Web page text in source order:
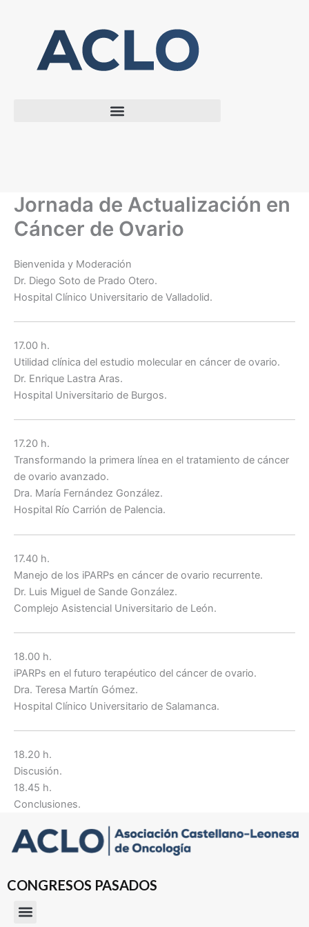
Jornada de Actualización en
Cáncer de Ovario
Bienvenida y Moderación
Dr. Diego Soto de Prado Otero.
Hospital Clínico Universitario de Valladolid.
17.00 h.
Utilidad clínica del estudio molecular en cáncer de ovario.
Dr. Enrique Lastra Aras.
Hospital Universitario de Burgos.
17.20 h.
Transformando la primera línea en el tratamiento de cáncer
de ovario avanzado.
Dra. María Fernández González.
Hospital Río Carrión de Palencia.
17.40 h.
Manejo de los iPARPs en cáncer de ovario recurrente.
Dr. Luis Miguel de Sande González.
Complejo Asistencial Universitario de León.
18.00 h.
iPARPs en el futuro terapéutico del cáncer de ovario.
Dra. Teresa Martín Gómez.
Hospital Clínico Universitario de Salamanca.
18.20 h.
Discusión.
18.45 h.
Conclusiones.
CONGRESOS PASADOS